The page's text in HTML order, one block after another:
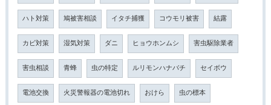
ハト対策 鳩被害相談 イタチ捕獲 コウモリ被害 結露
カビ対策 湿気対策 ダニ ヒョウホンムシ 害虫駆除業者
害虫相談 青蜂 虫の特定 ルリモンハナバチ セイボウ
電池交換 火災警報器の電池切れ おけら 虫の標本